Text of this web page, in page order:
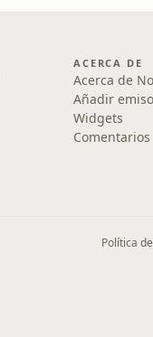
ACERCA DE
Acerca de
Añadir
Widgets
Comentarios
Política